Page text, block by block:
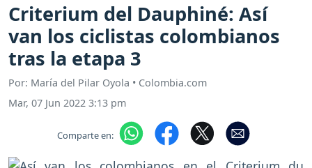
Criterium del Dauphiné: Así
van los ciclistas colombianos
tras la etapa 3
Por: María del Pilar Oyola • Colombia.com
Mar, 07 Jun 2022 3:13 pm
Comparte en: